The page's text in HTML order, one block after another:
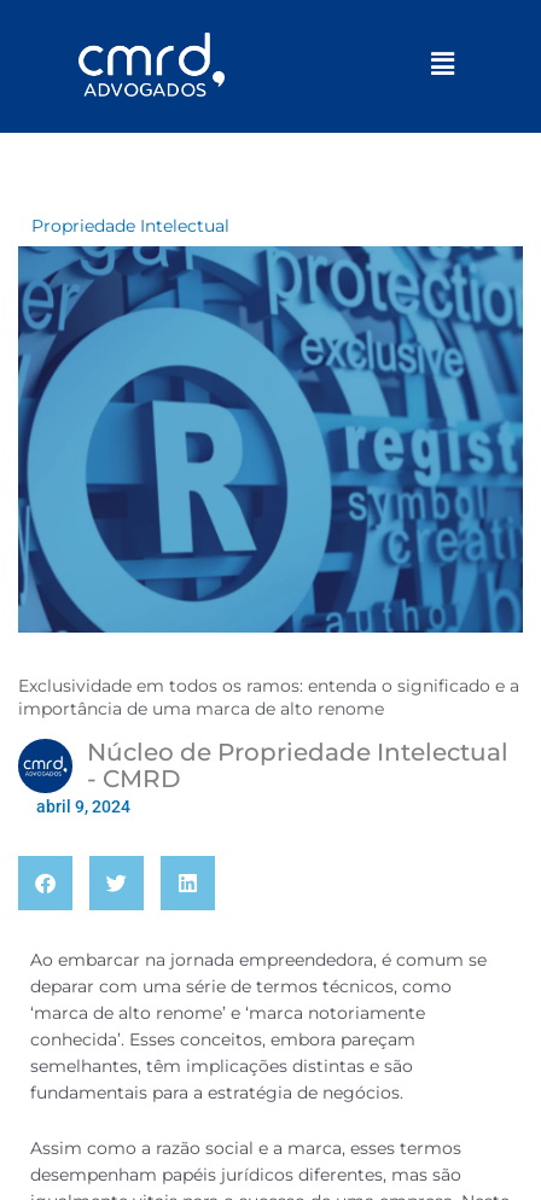
Menu
Propriedade Intelectual
Exclusividade em todos os ramos: entenda o significado e a
importância de uma marca de alto renome
Núcleo de Propriedade Intelectual
- CMRD
abril 9, 2024
Ao embarcar na jornada empreendedora, é comum se
deparar com uma série de termos técnicos, como
‘marca de alto renome’ e ‘marca notoriamente
conhecida’. Esses conceitos, embora pareçam
semelhantes, têm implicações distintas e são
fundamentais para a estratégia de negócios.
Assim como a razão social e a marca, esses termos
desempenham papéis jurídicos diferentes, mas são